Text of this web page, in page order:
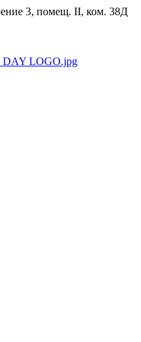
3, помещ. II, ком. 38Д